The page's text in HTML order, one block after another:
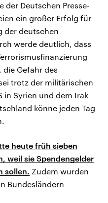
der Deutschen Presse-
ein großer Erfolg für
der deutschen
werde deutlich, dass
die Gefahr des
trotz der militärischen
in Syrien und dem Irak
könne jeden Tag
heute früh sieben
weil sie Spendengelder
sollen. Zudem wurden
Bundesländern